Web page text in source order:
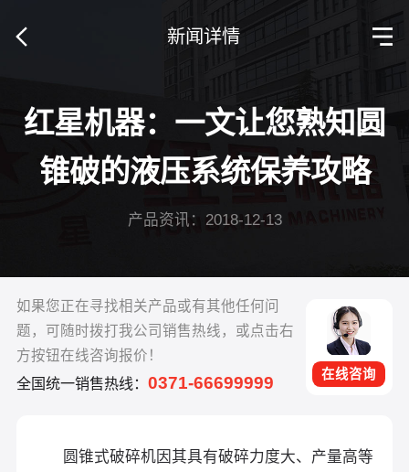
新闻详情
红星机器：一文让您熟知圆
锥破的液压系统保养攻略
产品资讯：2018-12-13
如果您正在寻找相关产品或有其他任何问
题，可随时拨打我公司销售热线，或点击右
方按钮在线咨询报价！
全国统一销售热线： 0371-66699999 在线咨询
圆锥式破碎机因其具有破碎力度大、产量高等